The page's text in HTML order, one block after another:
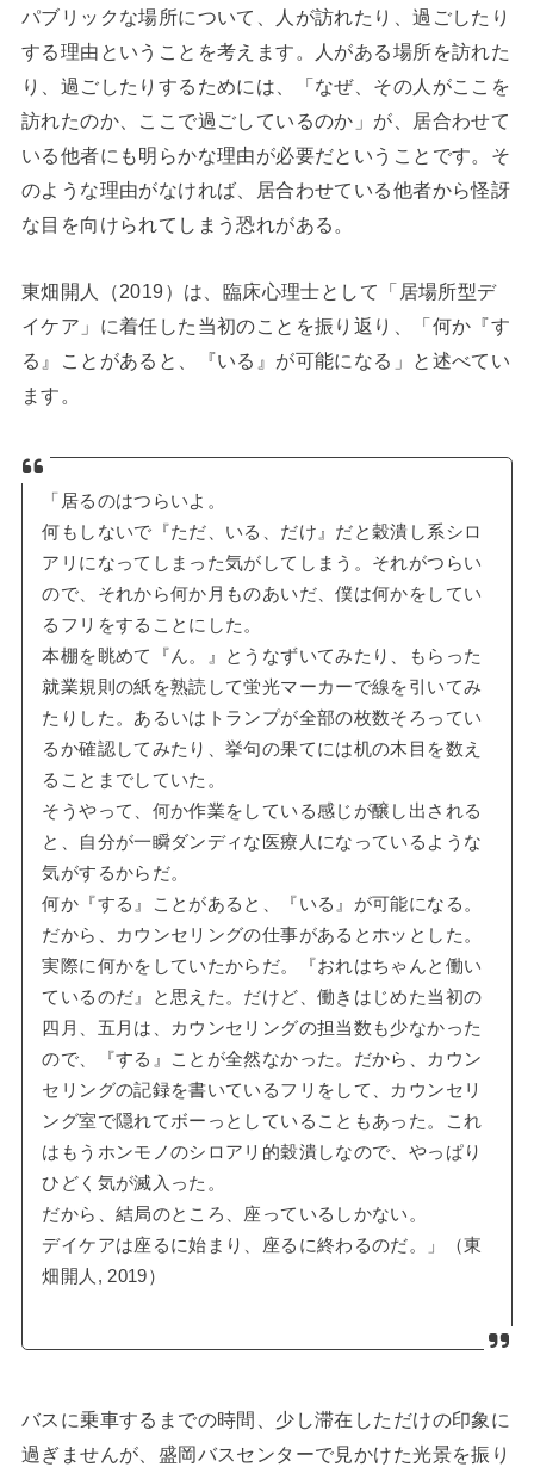
パブリックな場所について、人が訪れたり、過ごしたり
する理由ということを考えます。人がある場所を訪れた
り、過ごしたりするためには、「なぜ、その人がここを
訪れたのか、ここで過ごしているのか」が、居合わせて
いる他者にも明らかな理由が必要だということです。そ
のような理由がなければ、居合わせている他者から怪訝
な目を向けられてしまう恐れがある。
東畑開人（2019）は、臨床心理士として「居場所型デ
イケア」に着任した当初のことを振り返り、「何か『す
る』ことがあると、『いる』が可能になる」と述べてい
ます。
「居るのはつらいよ。
何もしないで『ただ、いる、だけ』だと穀潰し系シロ
アリになってしまった気がしてしまう。それがつらい
ので、それから何か月ものあいだ、僕は何かをしてい
るフリをすることにした。
本棚を眺めて『ん。』とうなずいてみたり、もらった
就業規則の紙を熟読して蛍光マーカーで線を引いてみ
たりした。あるいはトランプが全部の枚数そろってい
るか確認してみたり、挙句の果てには机の木目を数え
ることまでしていた。
そうやって、何か作業をしている感じが醸し出される
と、自分が一瞬ダンディな医療人になっているような
気がするからだ。
何か『する』ことがあると、『いる』が可能になる。
だから、カウンセリングの仕事があるとホッとした。
実際に何かをしていたからだ。『おれはちゃんと働い
ているのだ』と思えた。だけど、働きはじめた当初の
四月、五月は、カウンセリングの担当数も少なかった
ので、『する』ことが全然なかった。だから、カウン
セリングの記録を書いているフリをして、カウンセリ
ング室で隠れてボーっとしていることもあった。これ
はもうホンモノのシロアリ的穀潰しなので、やっぱり
ひどく気が滅入った。
だから、結局のところ、座っているしかない。
デイケアは座るに始まり、座るに終わるのだ。」（東
畑開人, 2019）
バスに乗車するまでの時間、少し滞在しただけの印象に
過ぎませんが、盛岡バスセンターで見かけた光景を振り